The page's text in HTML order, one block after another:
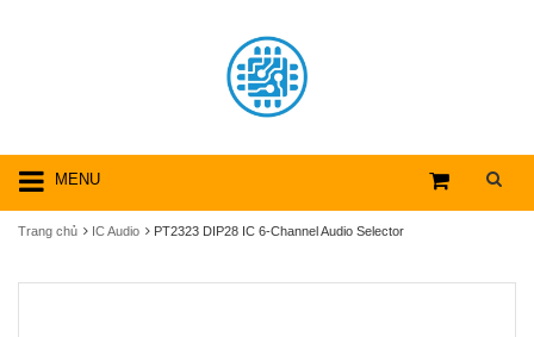
MENU
Trang chủ IC Audio PT2323 DIP28 IC 6-Channel Audio Selector